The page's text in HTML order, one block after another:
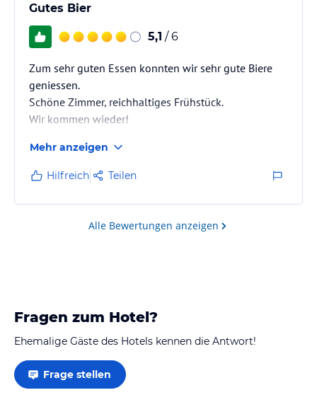
Gutes Bier
5,1 / 6
Zum sehr guten Essen konnten wir sehr gute Biere
geniessen.
Schöne Zimmer, reichhaltiges Frühstück.
Wir kommen wieder!
Mehr anzeigen
Hilfreich Teilen
Alle Bewertungen anzeigen
Fragen zum Hotel?
Ehemalige Gäste des Hotels kennen die Antwort!
Frage stellen